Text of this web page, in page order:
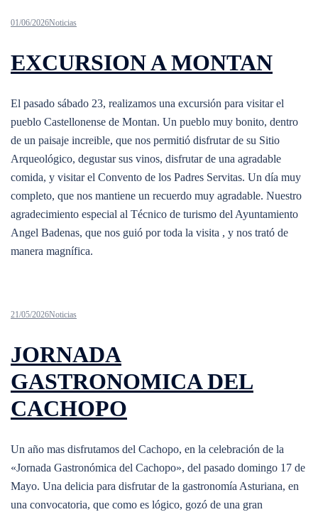
01/06/2026Noticias
EXCURSION A MONTAN
El pasado sábado 23, realizamos una excursión para visitar el
pueblo Castellonense de Montan. Un pueblo muy bonito, dentro
de un paisaje increible, que nos permitió disfrutar de su Sitio
Arqueológico, degustar sus vinos, disfrutar de una agradable
comida, y visitar el Convento de los Padres Servitas. Un día muy
completo, que nos mantiene un recuerdo muy agradable. Nuestro
agradecimiento especial al Técnico de turismo del Ayuntamiento
Angel Badenas, que nos guió por toda la visita , y nos trató de
manera magnífica.
21/05/2026Noticias
JORNADA
GASTRONOMICA DEL
CACHOPO
Un año mas disfrutamos del Cachopo, en la celebración de la
«Jornada Gastronómica del Cachopo», del pasado domingo 17 de
Mayo. Una delicia para disfrutar de la gastronomía Asturiana, en
una convocatoria, que como es lógico, gozó de una gran